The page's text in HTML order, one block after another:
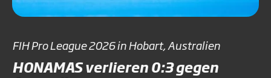
FIH Pro League 2026 in Hobart, Australien
HONAMAS verlieren 0:3 gegen